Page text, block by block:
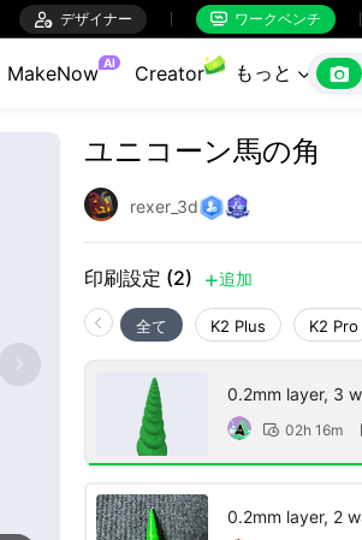
 デザイナー  ワークベンチ
MakeNow AI Creator もっと  
ユニコーン馬の角
rexer_3d
印刷設定 (2) 追加
全て K2 Plus K2 Pro
0.2mm layer, 3
 02h 16m
0.2mm layer, 2